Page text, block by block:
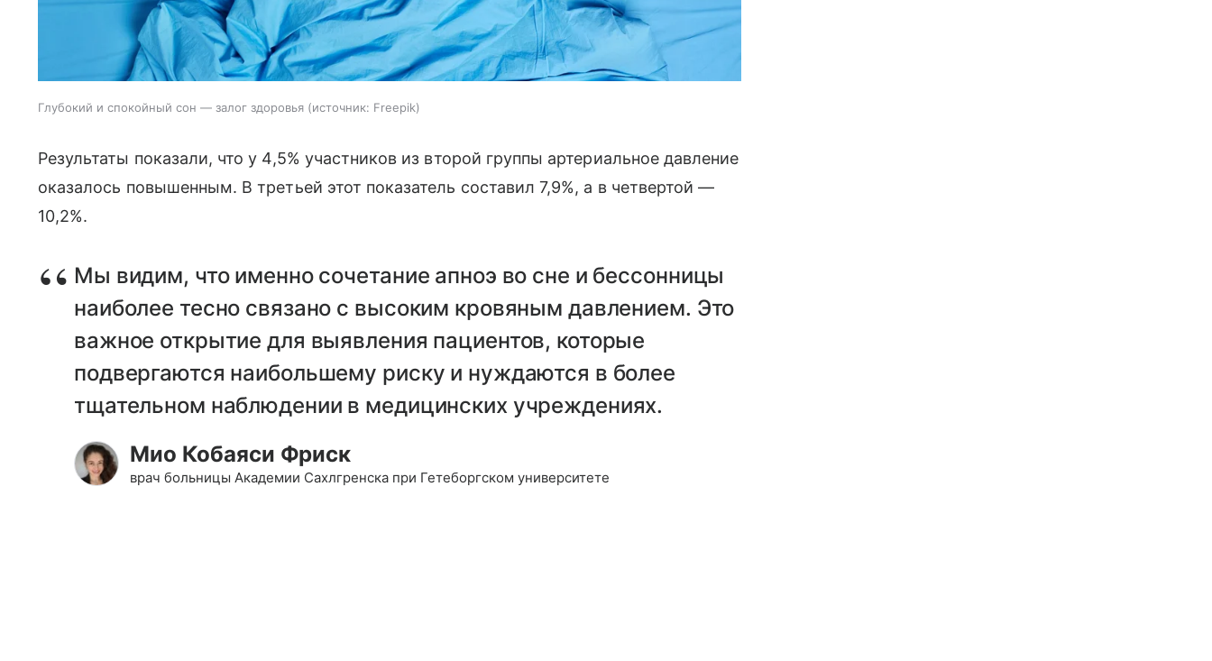
Глубокий и спокойный сон — залог здоровья источник: Freepik
Результаты показали, что у 4,5% участников из второй группы артериальное давление
оказалось повышенным. В третьей этот показатель составил 7,9%, а в четвертой —
10,2%.
Мы видим, что именно сочетание апноэ во сне и бессонницы
наиболее тесно связано с высоким кровяным давлением. Это
важное открытие для выявления пациентов, которые
подвергаются наибольшему риску и нуждаются в более
тщательном наблюдении в медицинских учреждениях.
Мио Кобаяси Фриск
врач больницы Академии Сахлгренска при Гетеборгском университете